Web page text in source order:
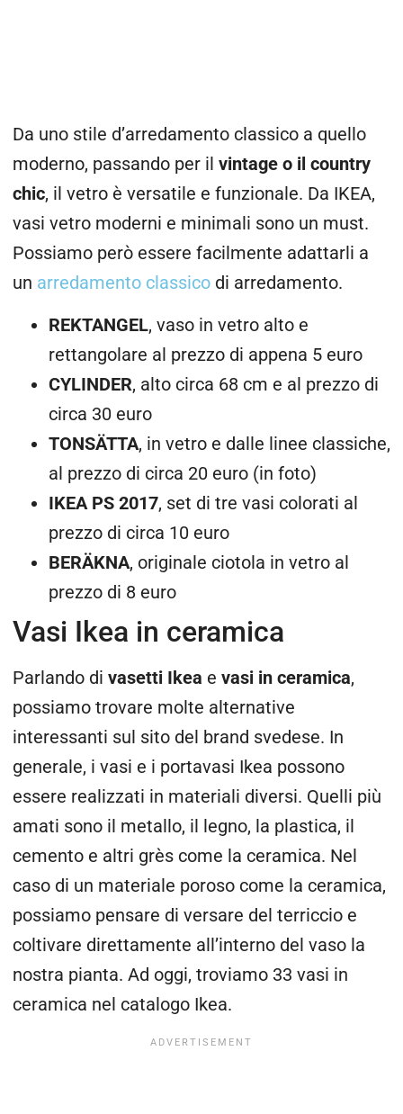
Da uno stile d’arredamento classico a quello
moderno, passando per il vintage o il country
chic, il vetro è versatile e funzionale. Da IKEA,
vasi vetro moderni e minimali sono un must.
Possiamo però essere facilmente adattarli a
un arredamento classico di arredamento.
REKTANGEL, vaso in vetro alto e
rettangolare al prezzo di appena 5 euro
CYLINDER, alto circa 68 cm e al prezzo di
circa 30 euro
TONSÄTTA, in vetro e dalle linee classiche,
al prezzo di circa 20 euro (in foto)
IKEA PS 2017, set di tre vasi colorati al
prezzo di circa 10 euro
BERÄKNA, originale ciotola in vetro al
prezzo di 8 euro
Vasi Ikea in ceramica
Parlando di vasetti Ikea e vasi in ceramica,
possiamo trovare molte alternative
interessanti sul sito del brand svedese. In
generale, i vasi e i portavasi Ikea possono
essere realizzati in materiali diversi. Quelli più
amati sono il metallo, il legno, la plastica, il
cemento e altri grès come la ceramica. Nel
caso di un materiale poroso come la ceramica,
possiamo pensare di versare del terriccio e
coltivare direttamente all’interno del vaso la
nostra pianta. Ad oggi, troviamo 33 vasi in
ceramica nel catalogo Ikea.